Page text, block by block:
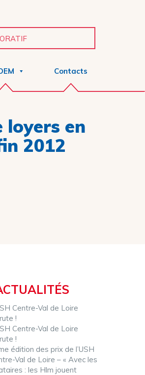
Contacts
loyers en
2012
Centre-Val de Loire
!
Centre-Val de Loire
!
édition des prix de l’USH
Val de Loire – « Avec les
: les Hlm jouent